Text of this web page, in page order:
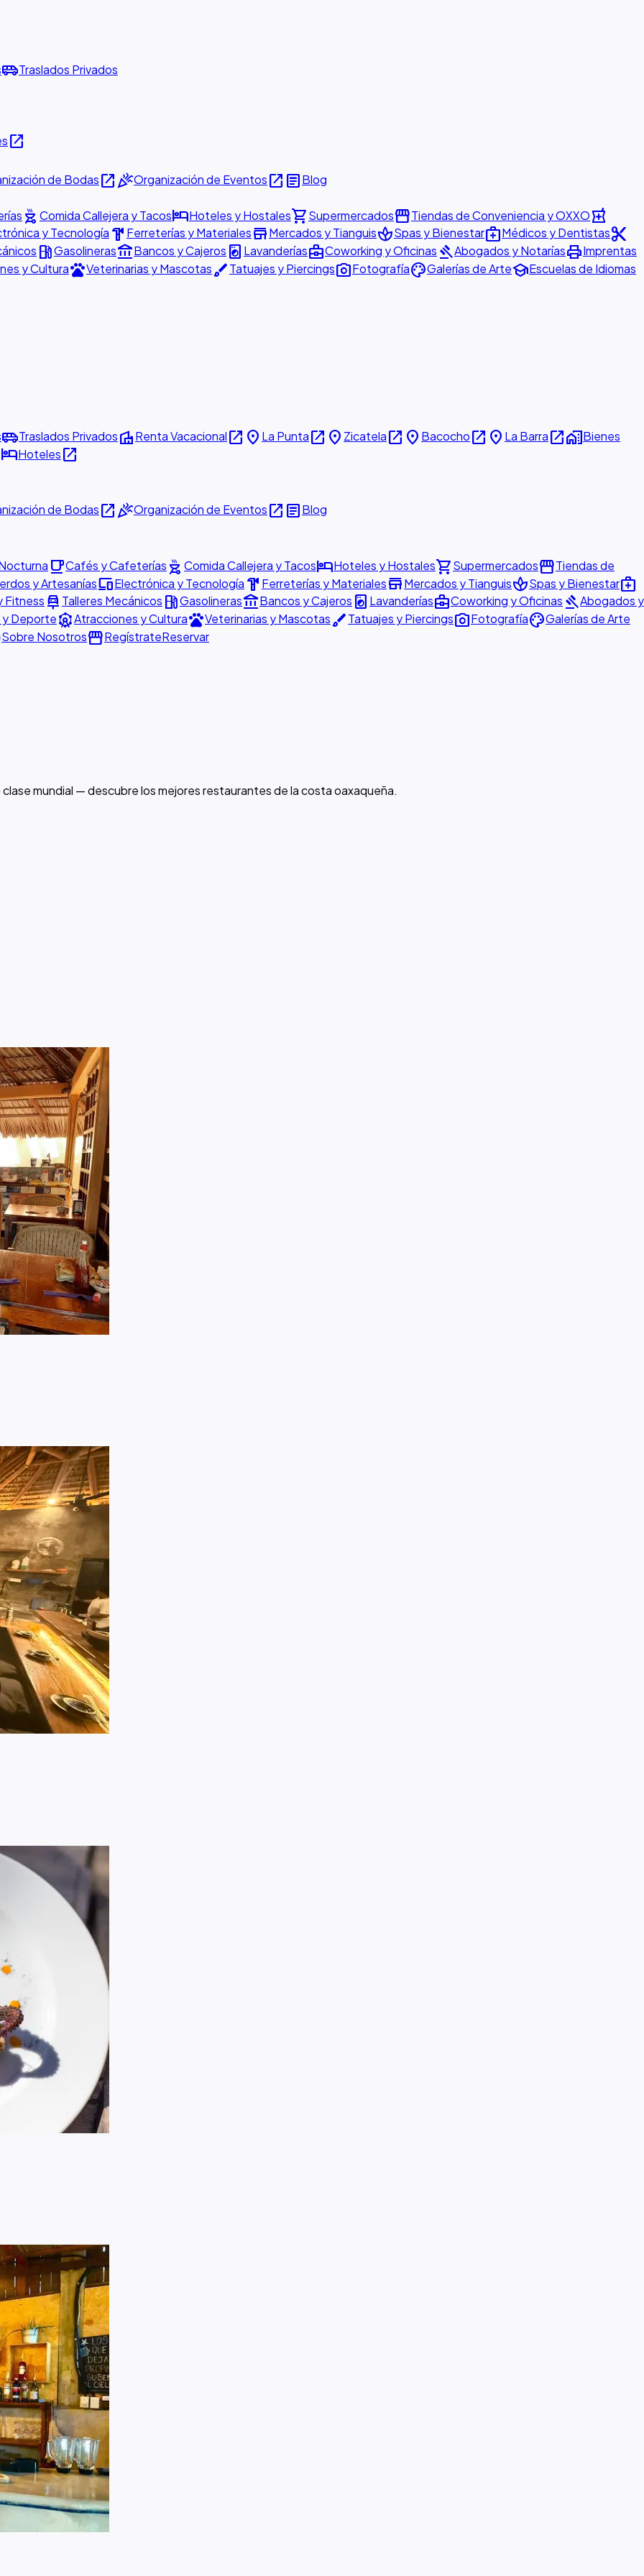
airport_shuttleTraslados Privados
open_in_new
de Bodasopen_in_newcelebrationOrganización de Eventosopen_in_new articleBlog
outdoor_grill Comida Callejera y TacoshotelHoteles y Hostalesshopping_cartSupermercadosstorefrontTiendas de Conveniencia y OXXOlocal_pharmacy
y Tecnología hardware Ferreterías y MaterialesstoreMercados y TianguisspaSpas y Bienestarmedical_servicesMédicos y Dentistascontent_cut
local_gas_stationGasolinerasaccount_balanceBancos y Cajeros local_laundry_service Lavanderíasbusiness_centerCoworking y Oficinas gavelAbogados y NotaríasprintImprentas
y CulturapetsVeterinarias y MascotasbrushTatuajes y Piercingsphoto_cameraFotografíapaletteGalerías de ArteschoolEscuelas de Idiomas
airport_shuttleTraslados PrivadosvillaRenta Vacacionalopen_in_new place La Puntaopen_in_new place Zicatelaopen_in_new place Bacochoopen_in_new place La Barraopen_in_newhome_workBienes
hotelHotelesopen_in_new
de Bodasopen_in_newcelebrationOrganización de Eventosopen_in_new articleBlog
local_cafeCafés y Cafeterías outdoor_grill Comida Callejera y TacoshotelHoteles y Hostalesshopping_cartSupermercadosstorefrontTiendas de
y ArtesaníasdevicesElectrónica y Tecnología hardware Ferreterías y MaterialesstoreMercados y TianguisspaSpas y Bienestarmedical_services
Fitness car_repair Talleres Mecánicos local_gas_stationGasolinerasaccount_balanceBancos y Cajeros local_laundry_service Lavanderíasbusiness_centerCoworking y Oficinas gavelAbogados y
y DeporteattractionsAtracciones y CulturapetsVeterinarias y MascotasbrushTatuajes y Piercingsphoto_cameraFotografíapaletteGalerías de Arte
Sobre NosotrosstorefrontRegístrateReservar
mundial — descubre los mejores restaurantes de la costa oaxaqueña.